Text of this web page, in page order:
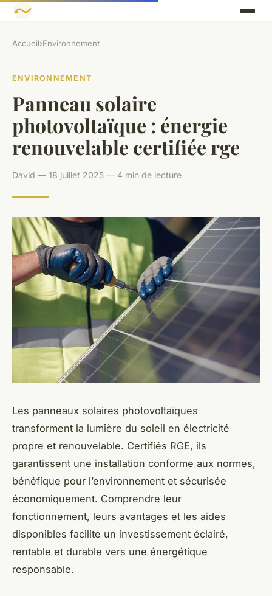
Accueil›Environnement
ENVIRONNEMENT
Panneau solaire
photovoltaïque : énergie
renouvelable certifiée rge
David — 18 juillet 2025 — 4 min de lecture
Les panneaux solaires photovoltaïques
transforment la lumière du soleil en électricité
propre et renouvelable. Certifiés RGE, ils
garantissent une installation conforme aux normes,
bénéfique pour l’environnement et sécurisée
économiquement. Comprendre leur
fonctionnement, leurs avantages et les aides
disponibles facilite un investissement éclairé,
rentable et durable vers une énergétique
responsable.